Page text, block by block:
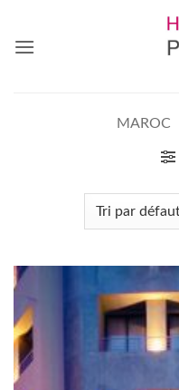
contenu
MAROC